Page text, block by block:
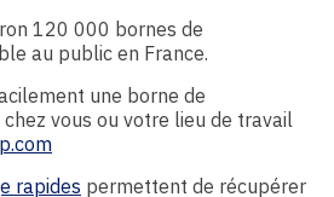
120 000 bornes de
au public en France.
une borne de
vous ou votre lieu de travail
rapides permettent de récupérer